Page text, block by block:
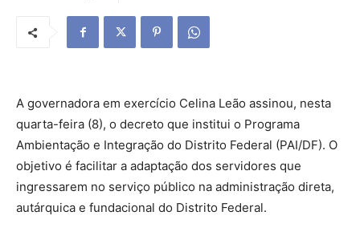
A governadora em exercício Celina Leão assinou, nesta
quarta-feira (8), o decreto que institui o Programa
Ambientação e Integração do Distrito Federal (PAI/DF). O
objetivo é facilitar a adaptação dos servidores que
ingressarem no serviço público na administração direta,
autárquica e fundacional do Distrito Federal.